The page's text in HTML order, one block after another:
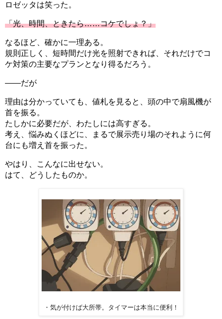
ロゼッタは笑った。
「光、時間、ときたら……コケでしょ？」
なるほど、確かに一理ある。
規則正しく、短時間だけ光を照射できれば、それだけでコ
ケ対策の主要なプランとなり得るだろう。
――だが
理由は分かっていても、値札を見ると、頭の中で扇風機が
首を振る。
たしかに必要だが、わたしには高すぎる。
考え、悩みぬくほどに、まるで展示売り場のそれように何
台にも増え首を振った。
やはり、こんなに出せない。
はて、どうしたものか。
・気が付けば大所帯。タイマーは本当に便利！